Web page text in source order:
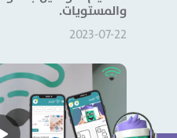
والمستويات.
2023-07-22